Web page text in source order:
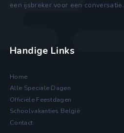
een ijsbreker voor een conversatie.
Handige Links
Home
Alle Speciale Dagen
Officiële Feestdagen
Schoolvakanties België
Contact